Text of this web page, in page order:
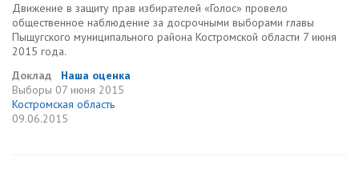
Движение в защиту прав избирателей «Голос» провело
общественное наблюдение за досрочными выборами главы
Пыщугского муниципального района Костромской области 7 июня
2015 года.
Доклад
Наша оценка
Выборы 07 июня 2015
Костромская область
09.06.2015